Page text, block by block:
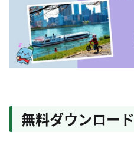
無料ダウンロード